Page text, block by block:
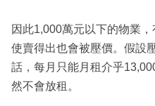
因此1,000萬元以下的物業
使賣得出也會被壓價。假設
話，每月只能月租介乎
然不會放租。